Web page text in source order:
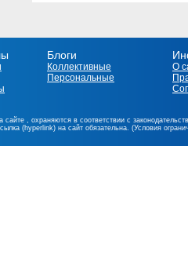
Блоги
Коллективные
Персональные
О
сайте , охраняются в соответствии с
(hyperlink) на сайт обязательна. (Условия